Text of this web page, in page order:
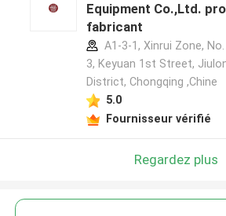
Equipment Co.,Ltd.
fabricant
A1-3-1, Xinrui Zone,
3, Keyuan 1st Street,
District, Chongqing ,Chine
5.0
Fournisseur vérifié
Regardez plus